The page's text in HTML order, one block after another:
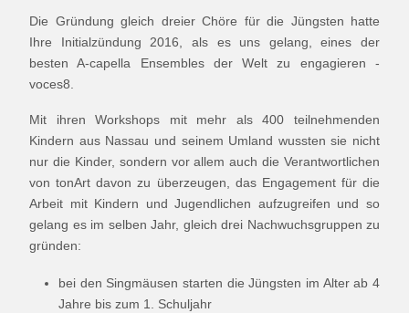
Die Gründung gleich dreier Chöre für die Jüngsten hatte
Ihre Initialzündung 2016, als es uns gelang, eines der
besten A-capella Ensembles der Welt zu engagieren -
voces8.
Mit ihren Workshops mit mehr als 400 teilnehmenden
Kindern aus Nassau und seinem Umland wussten sie nicht
nur die Kinder, sondern vor allem auch die Verantwortlichen
von tonArt davon zu überzeugen, das Engagement für die
Arbeit mit Kindern und Jugendlichen aufzugreifen und so
gelang es im selben Jahr, gleich drei Nachwuchsgruppen zu
gründen:
bei den Singmäusen starten die Jüngsten im Alter ab 4
Jahre bis zum 1. Schuljahr